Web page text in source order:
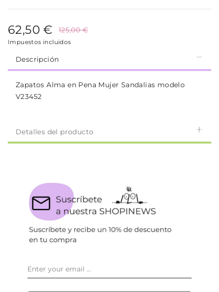
62,50 € 125,00 €
Impuestos incluidos
Descripción
Zapatos Alma en Pena Mujer Sandalias modelo
V23452
Detalles del producto